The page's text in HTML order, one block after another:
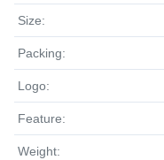
Size:
Packing:
Logo:
Feature:
Weight: